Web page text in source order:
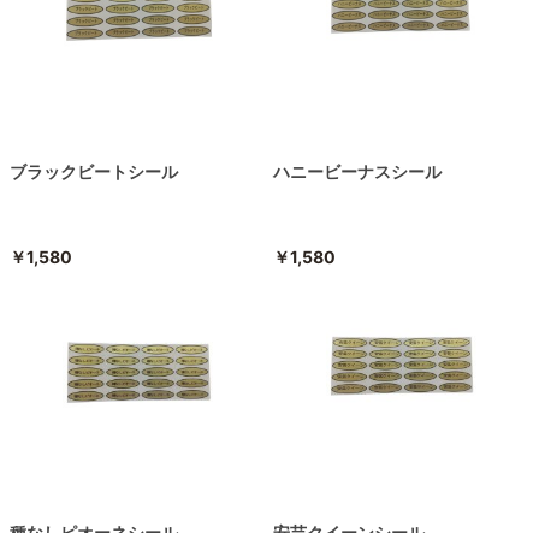
ブラックビートシール
￥1,580
ハニービーナスシール
￥1,580